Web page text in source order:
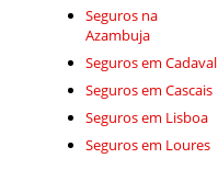
Seguros na
Azambuja
Seguros em Cadaval
Seguros em Cascais
Seguros em Lisboa
Seguros em Loures